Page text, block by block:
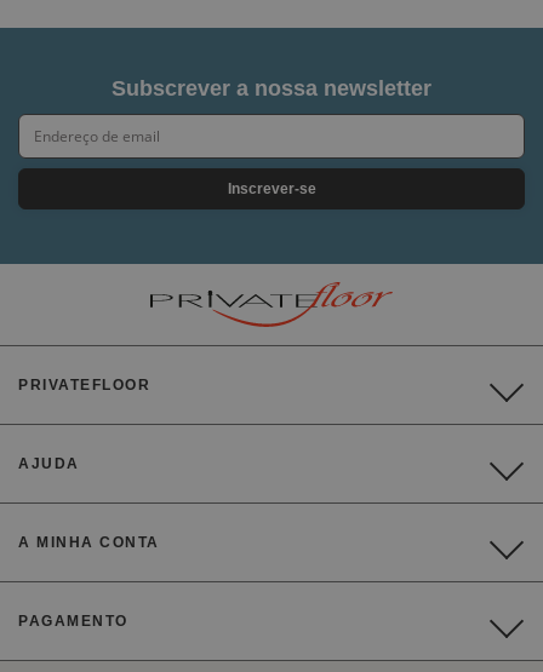
Subscrever a nossa newsletter
Inscrever-se
PRIVATEFLOOR
AJUDA
A MINHA CONTA
PAGAMENTO